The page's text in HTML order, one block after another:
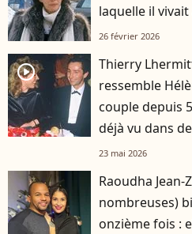
laquelle il
26 février 2026
player2
Thierry
ressemble
couple depuis
déjà vu dans
23 mai 2026
Raoudha
nombreuses)
onzième fois :